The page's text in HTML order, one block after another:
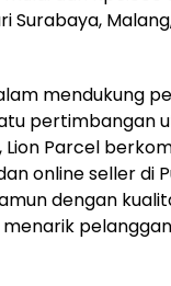
mendukung
pertimbangan
Parcel
online seller di
dengan